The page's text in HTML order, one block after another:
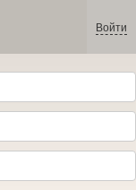
Войти